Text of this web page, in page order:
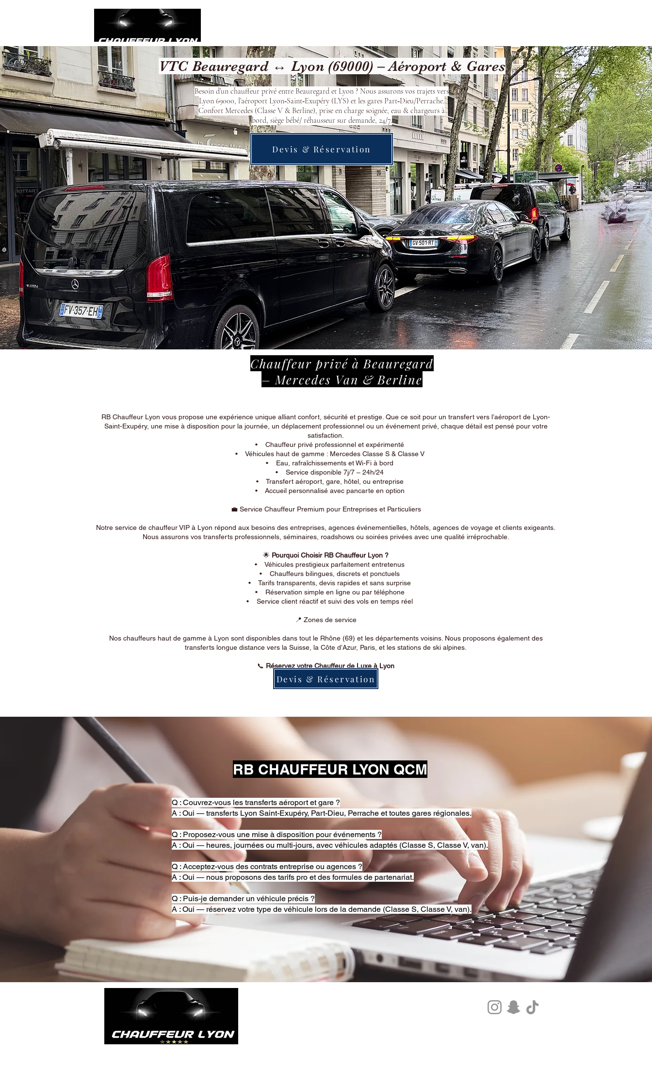
VTC Beauregard ↔ Lyon (69000) – Aéroport & Gares
Besoin d’un chauffeur privé entre Beauregard et Lyon ? Nous assurons vos trajets vers
Lyon 69000, l’aéroport Lyon‑Saint‑Exupéry (LYS) et les gares Part‑Dieu/Perrache.
Confort Mercedes (Classe V & Berline), prise en charge soignée, eau & chargeurs à
bord, siège bébé/ réhausseur sur demande, 24/7.
Devis & Réservation
Chauffeur privé à Beauregard
– Mercedes Van & Berline
RB Chauffeur Lyon vous propose une expérience unique alliant confort, sécurité et prestige. Que ce soit pour un transfert vers l’aéroport de Lyon-
Saint-Exupéry, une mise à disposition pour la journée, un déplacement professionnel ou un événement privé, chaque détail est pensé pour votre
satisfaction.
• Chauffeur privé professionnel et expérimenté
• Véhicules haut de gamme : Mercedes Classe S & Classe V
• Eau, rafraîchissements et Wi-Fi à bord
• Service disponible 7j/7 – 24h/24
• Transfert aéroport, gare, hôtel, ou entreprise
• Accueil personnalisé avec pancarte en option
💼 Service Chauffeur Premium pour Entreprises et Particuliers
Notre service de chauffeur VIP à Lyon répond aux besoins des entreprises, agences événementielles, hôtels, agences de voyage et clients exigeants.
Nous assurons vos transferts professionnels, séminaires, roadshows ou soirées privées avec une qualité irréprochable.
🌟 Pourquoi Choisir RB Chauffeur Lyon ?
• Véhicules prestigieux parfaitement entretenus
• Chauffeurs bilingues, discrets et ponctuels
• Tarifs transparents, devis rapides et sans surprise
• Réservation simple en ligne ou par téléphone
• Service client réactif et suivi des vols en temps réel
📍 Zones de service
Nos chauffeurs haut de gamme à Lyon sont disponibles dans tout le Rhône (69) et les départements voisins. Nous proposons également des
transferts longue distance vers la Suisse, la Côte d’Azur, Paris, et les stations de ski alpines.
📞 Réservez votre Chauffeur de Luxe à Lyon
Devis & Réservation
RB CHAUFFEUR LYON QCM
Q : Couvrez-vous les transferts aéroport et gare ?
A : Oui — transferts Lyon Saint-Exupéry, Part-Dieu, Perrache et toutes gares régionales.
Q : Proposez-vous une mise à disposition pour événements ?
A : Oui — heures, journées ou multi-jours, avec véhicules adaptés (Classe S, Classe V, van).
Q : Acceptez-vous des contrats entreprise ou agences ?
A : Oui — nous proposons des tarifs pro et des formules de partenariat.
Q : Puis-je demander un véhicule précis ?
A : Oui — réservez votre type de véhicule lors de la demande (Classe S, Classe V, van).